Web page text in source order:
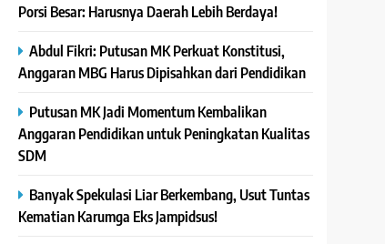
Porsi Besar: Harusnya Daerah Lebih Berdaya!
Abdul Fikri: Putusan MK Perkuat Konstitusi,
Anggaran MBG Harus Dipisahkan dari Pendidikan
Putusan MK Jadi Momentum Kembalikan
Anggaran Pendidikan untuk Peningkatan Kualitas
SDM
Banyak Spekulasi Liar Berkembang, Usut Tuntas
Kematian Karumga Eks Jampidsus!